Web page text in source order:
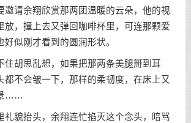
请余翔欣赏那两团温暖的云朵，他的视
放，撞上去又弹回咖啡杯里，可连那颗爱
似刚才看到的圆润形状。
胡思乱想，如果把那两条美腿掰到耳
都不会皱一下，那样的柔韧度，在床上又
……
貌抬头，余翔连忙掐灭这个念头，暗骂